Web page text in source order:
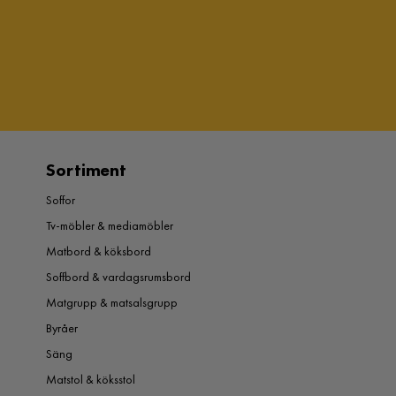
Sortiment
Soffor
Tv-möbler & mediamöbler
Matbord & köksbord
Soffbord & vardagsrumsbord
Matgrupp & matsalsgrupp
Byråer
Säng
Matstol & köksstol